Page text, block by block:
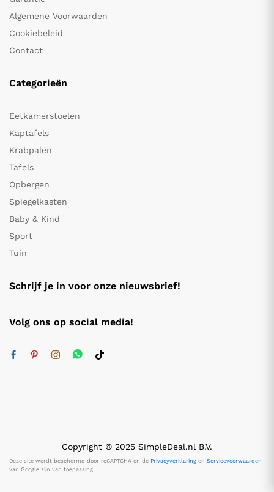
Algemene Voorwaarden
Cookiebeleid
Contact
Categorieën
Eetkamerstoelen
Kaptafels
Krabpalen
Tafels
Opbergen
Spiegelkasten
Baby & Kind
Sport
Tuin
Schrijf je in voor onze nieuwsbrief!
Volg ons op social media!
Copyright © 2025 SimpleDeal.nl B.V.
Deze site wordt beschermd door reCAPTCHA en de Privacyverklaring en Servicevoorwaarden
van Google zijn van toepassing.